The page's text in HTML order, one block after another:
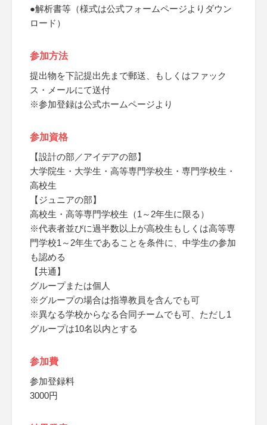
●解析書等（様式は公式フォームページよりダウン
ロード）
参加方法
提出物を下記提出先まで郵送、もしくはファック
ス・メールにて送付
※参加登録は公式ホームページより
参加資格
【設計の部／アイデアの部】
大学院生・大学生・高等専門学校生・専門学校生・
高校生
【ジュニアの部】
高校生・高等専門学校生（1～2年生に限る）
※代表者並びに過半数以上が高校生もしくは高等専
門学校1～2年生であることを条件に、中学生の参加
も認める
【共通】
グループまたは個人
※グループの場合は指導教員を含んでも可
※異なる学校からなる合同チームでも可、ただし1
グループは10名以内とする
参加費
参加登録料
3000円